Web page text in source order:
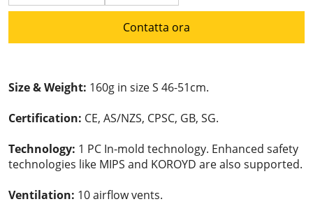
Contatta ora
Size & Weight: 160g in size S 46-51cm.
Certification: CE, AS/NZS, CPSC, GB, SG.
Technology: 1 PC In-mold technology. Enhanced safety
technologies like MIPS and KOROYD are also supported.
Ventilation: 10 airflow vents.